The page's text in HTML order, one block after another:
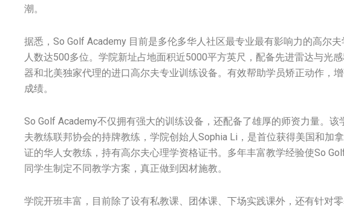
潮。
据悉，So Golf Academy 目前是多伦多华人社区最专业最有影响力的高尔
人数达500多位。学院新址占地面积近5000平方英尺，配备先进雷达与光
器和北美独家代理的进口高尔夫专业训练设备。有效帮助学员矫正动作，
成绩。
So Golf Academy不仅拥有强大的训练设备，还配备了雄厚的师资力量。
夫教练联邦协会的持牌教练，学院创始人Sophia Li，是首位获得美国和加
证的华人女教练，持有高尔夫心理学资格证书。多年丰富教学经验使So
同学生制定不同教学方案，真正做到因材施教。
学院开班丰富，目前除了设有私教课、团体课、下场实践课外，还有针对